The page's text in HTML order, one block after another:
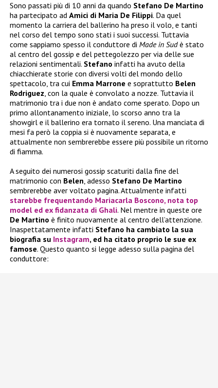
Sono passati più di 10 anni da quando Stefano De Martino
ha partecipato ad Amici di Maria De Filippi. Da quel
momento la carriera del ballerino ha preso il volo, e tanti
nel corso del tempo sono stati i suoi successi. Tuttavia
come sappiamo spesso il conduttore di Made in Sudè stato
al centro del gossip e del pettegolezzo per via delle sue
relazioni sentimentali. Stefano infatti ha avuto della
chiacchierate storie con diversi volti del mondo dello
spettacolo, tra cui Emma Marrone e soprattutto Belen
Rodriguez, con la quale è convolato a nozze. Tuttavia il
matrimonio tra i due non è andato come sperato. Dopo un
primo allontanamento iniziale, lo scorso anno tra la
showgirl e il ballerino era tornato il sereno. Una manciata di
mesi fa però la coppia si è nuovamente separata, e
attualmente non sembrerebbe essere più possibile un ritorno
di fiamma.
A seguito dei numerosi gossip scaturiti dalla fine del
matrimonio con Belen, adesso Stefano De Martino
sembrerebbe aver voltato pagina. Attualmente infatti
starebbe frequentando Mariacarla Boscono, nota top
model ed ex fidanzata di Ghali. Nel mentre in queste ore
De Martino è finito nuovamente al centro dell’attenzione.
Inaspettatamente infatti Stefano ha cambiato la sua
biografia su Instagram, ed ha citato proprio le sue ex
famose. Questo quanto si legge adesso sulla pagina del
conduttore: